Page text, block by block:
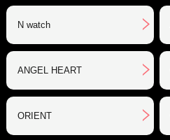
N watch
ANGEL HEART
ORIENT